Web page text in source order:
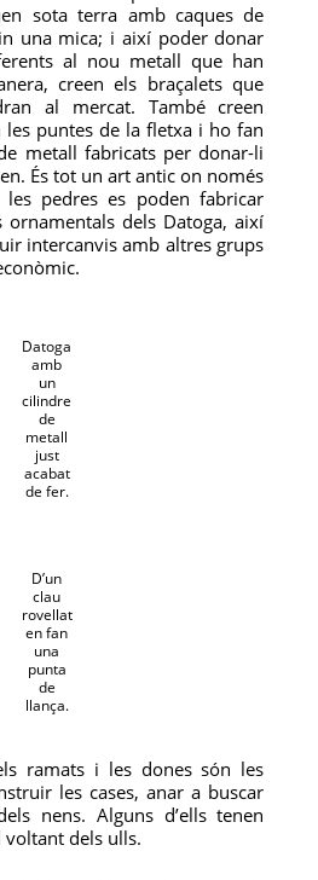
sota terra amb caques de
una mica; i així poder donar
al nou metall que han
creen els braçalets que
al mercat. També creen
puntes de la fletxa i ho fan
metall fabricats per donar-li
És tot un art antic on només
pedres es poden fabricar
ornamentals dels Datoga, així
intercanvis amb altres grups
Datoga
amb
un
cilindre
de
metall
just
acabat
de fer.
D’un
clau
rovellat
en fan
una
punta
de
llança.
ramats i les dones són les
les cases, anar a buscar
nens. Alguns d’ells tenen
voltant dels ulls.